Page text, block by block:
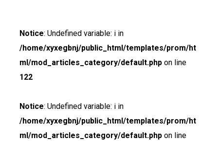
Notice: Undefined variable: i in
/home/xyxegbnj/public_html/templates/prom/ht
ml/mod_articles_category/default.php on line
122
Notice: Undefined variable: i in
/home/xyxegbnj/public_html/templates/prom/ht
ml/mod_articles_category/default.php on line